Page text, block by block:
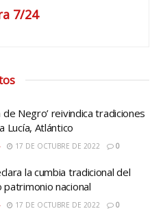
7/24
de Negro’ reivindica tradiciones
Lucía, Atlántico
17 DE OCTUBRE DE 2022 0
la cumbia tradicional del
patrimonio nacional
17 DE OCTUBRE DE 2022 0